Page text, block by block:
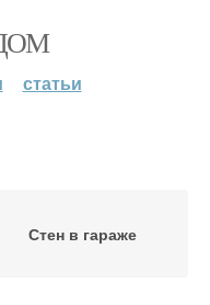
статьи
Стен в гараже